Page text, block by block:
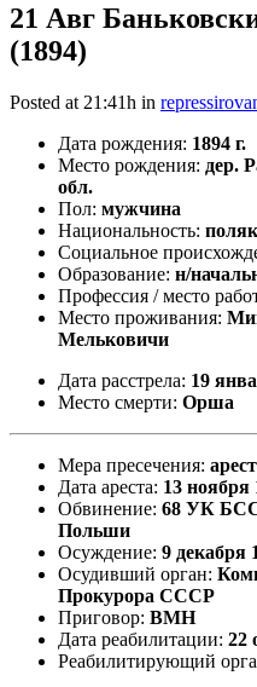
21 Авг
(1894)
Posted at 21:41h in
Дата рождения: 1894 г.
Место рождения: дер.
обл.
Пол: мужчина
Национальность: поляк
Социальное
Образование: н/
Профессия / место
Место проживания:
Мельковичи
Дата расстрела: 19
Место смерти: Орша
Мера пресечения:
Дата ареста: 13 ноября
Обвинение: 68 УК
Польши
Осуждение: 9 декабря
Осудивший орган:
Прокурора СССР
Приговор: ВМН
Дата реабилитации: 22
Реабилитирующий